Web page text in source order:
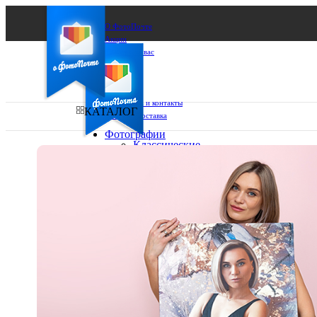
О ФотоПочте
Акции
Сделаем за вас
Бизнесу
FAQ
Франшиза
Поддержка и контакты
Оплата и доставка
КАТАЛОГ
Фотографии
Классические
15х20
20х20
20х30
30х30
30х40
А4
Фото